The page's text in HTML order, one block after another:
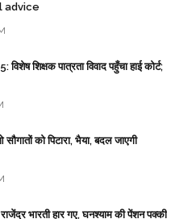
advice
शिक्षक पात्रता विवाद पहुँचा हाई कोर्ट;
को पिटारा, भैया, बदल जाएगी
राजेंद्र भारती हार गए, घनश्याम की पेंशन पक्की